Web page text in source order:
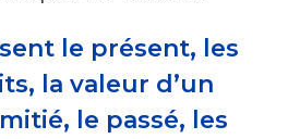
le présent, les
la valeur d’un
le passé, les